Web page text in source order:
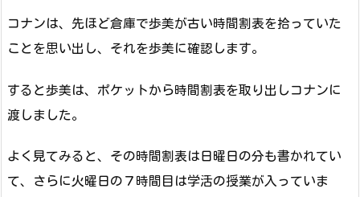
コナンは、先ほど倉庫で歩美が古い時間割表を拾っていた
ことを思い出し、それを歩美に確認します。
すると歩美は、ポケットから時間割表を取り出しコナンに
渡しました。
よく見てみると、その時間割表は日曜日の分も書かれてい
て、さらに火曜日の７時間目は学活の授業が入っていま